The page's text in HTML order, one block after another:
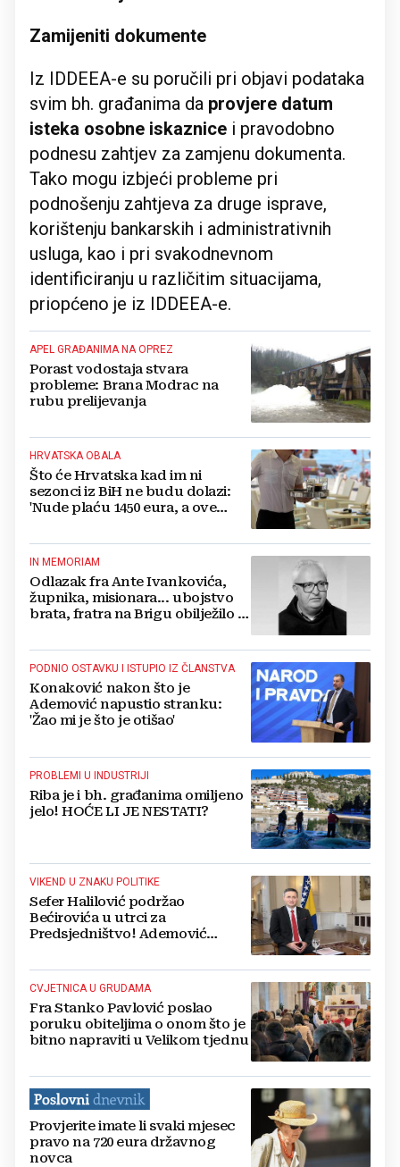
Zamijeniti dokumente
Iz IDDEEA-e su poručili pri objavi podataka
svim bh. građanima da provjere datum
isteka osobne iskaznice i pravodobno
podnesu zahtjev za zamjenu dokumenta.
Tako mogu izbjeći probleme pri
podnošenju zahtjeva za druge isprave,
korištenju bankarskih i administrativnih
usluga, kao i pri svakodnevnom
identificiranju u različitim situacijama,
priopćeno je iz IDDEEA-e.
APEL GRAĐANIMA NA OPREZ
Porast vodostaja stvara
probleme: Brana Modrac na
rubu prelijevanja
HRVATSKA OBALA
Što će Hrvatska kad im ni
sezonci iz BiH ne budu dolazi:
'Nude plaću 1450 eura, a ove
IN MEMORIAM
Odlazak fra Ante Ivankovića,
župnika, misionara... ubojstvo
brata, fratra na Brigu obilježilo i
PODNIO OSTAVKU I ISTUPIO IZ ČLANSTVA
Konaković nakon što je
Ademović napustio stranku:
'Žao mi je što je otišao'
PROBLEMI U INDUSTRIJI
Riba je i bh. građanima omiljeno
jelo! HOĆE LI JE NESTATI?
VIKEND U ZNAKU POLITIKE
Sefer Halilović podržao
Bećirovića u utrci za
Predsjedništvo! Ademović
CVJETNICA U GRUDAMA
Fra Stanko Pavlović poslao
poruku obiteljima o onom što je
bitno napraviti u Velikom tjednu
Provjerite imate li svaki mjesec
pravo na 720 eura državnog
novca